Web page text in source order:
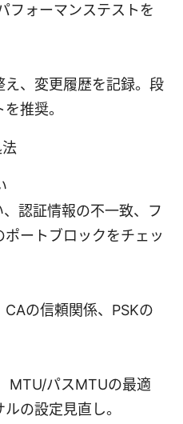
フォーマンステストを
え、変更履歴を記録。段
推奨。
認証情報の不一致、フ
ポートブロックをチェッ
の信頼関係、PSKの
MTU/パスMTUの最適
の設定見直し。